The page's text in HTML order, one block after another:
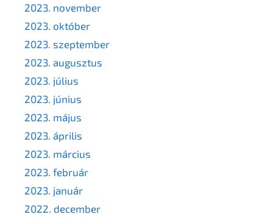
2023. november
2023. október
2023. szeptember
2023. augusztus
2023. július
2023. június
2023. május
2023. április
2023. március
2023. február
2023. január
2022. december